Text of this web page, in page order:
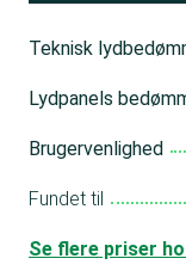
Teknisk
Lydpanels
Brugervenlighed
Fundet til
Se flere priser